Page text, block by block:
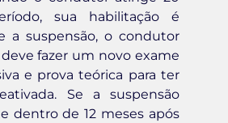
sua habilitação é
a suspensão, o condutor
fazer um novo exame
e prova teórica para ter
Se a suspensão
dentro de 12 meses após